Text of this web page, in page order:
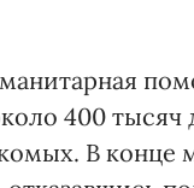
400
В конце